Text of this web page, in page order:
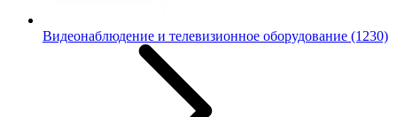
Видеонаблюдение и телевизионное оборудование (1230)